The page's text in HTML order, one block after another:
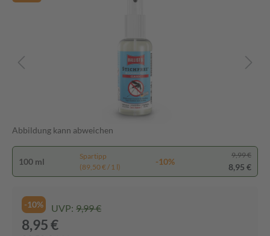
Abbildung kann abweichen
100 ml
Spartipp
(89,50 € / 1 l)
-10%
9,99 €
8,95 €
-10% UVP: 9,99 €
8,95 €